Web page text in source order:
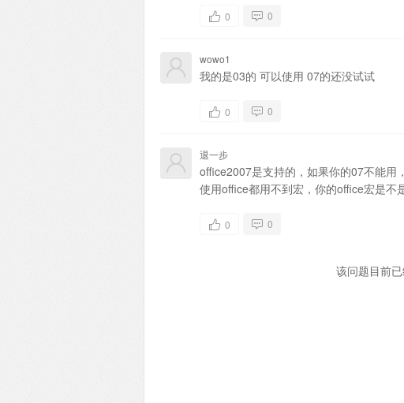
0 0
wowo1
我的是03的 可以使用 07的还没试试
0 0
退一步
office2007是支持的，如果你的07不能用
使用office都用不到宏，你的office宏是不
0 0
该问题目前